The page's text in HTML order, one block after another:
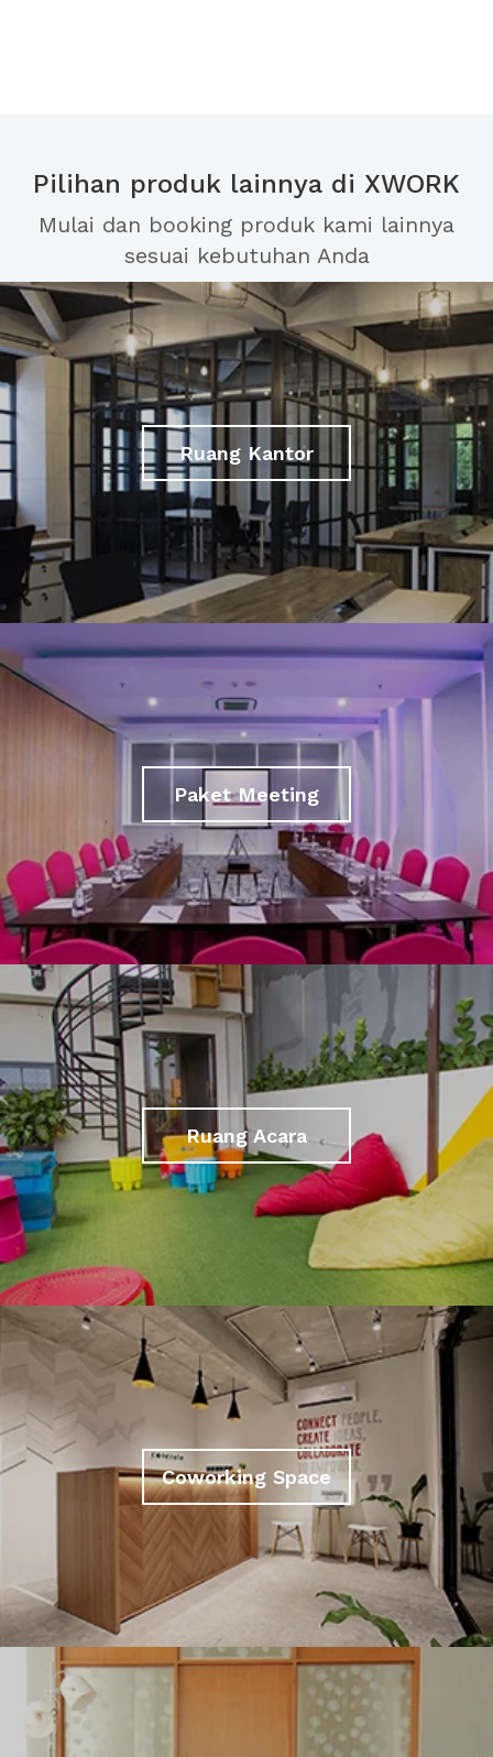
Pilihan produk lainnya di XWORK
Mulai dan booking produk kami lainnya
sesuai kebutuhan Anda
Ruang Kantor
Paket Meeting
Ruang Acara
Coworking Space